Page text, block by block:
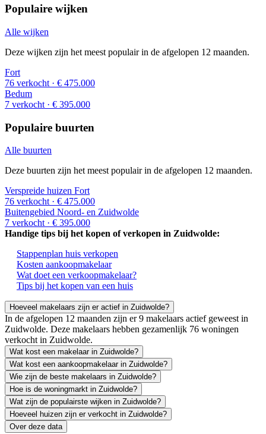
Populaire wijken
Alle wijken
Deze wijken zijn het meest populair in de afgelopen 12 maanden.
Fort
76 verkocht · € 475.000
Bedum
7 verkocht · € 395.000
Populaire buurten
Alle buurten
Deze buurten zijn het meest populair in de afgelopen 12 maanden.
Verspreide huizen Fort
76 verkocht · € 475.000
Buitengebied Noord- en Zuidwolde
7 verkocht · € 395.000
Handige tips bij het kopen of verkopen in Zuidwolde:
Stappenplan huis verkopen
Kosten aankoopmakelaar
Wat doet een verkoopmakelaar?
Tips bij het kopen van een huis
Hoeveel makelaars zijn er actief in Zuidwolde?
In de afgelopen 12 maanden zijn er 9 makelaars actief geweest in
Zuidwolde. Deze makelaars hebben gezamenlijk 76 woningen
verkocht in Zuidwolde.
Wat kost een makelaar in Zuidwolde?
Wat kost een aankoopmakelaar in Zuidwolde?
Wie zijn de beste makelaars in Zuidwolde?
Hoe is de woningmarkt in Zuidwolde?
Wat zijn de populairste wijken in Zuidwolde?
Hoeveel huizen zijn er verkocht in Zuidwolde?
Over deze data